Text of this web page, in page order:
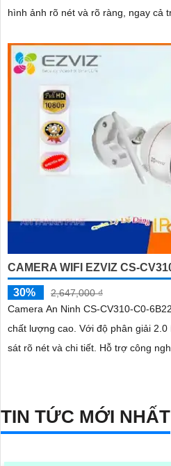
hình ảnh rõ nét và rõ ràng, ngay cả
CAMERA WIFI EZVIZ CS-
30%
2,647,000 ₫
Camera An Ninh CS-CV310-C0-
chất lượng cao. Với độ phân giải 2.0 MP, nó cho phép bạn quan
sát rõ nét và chi tiết. Hỗ
TIN TỨC MỚI NHẤT